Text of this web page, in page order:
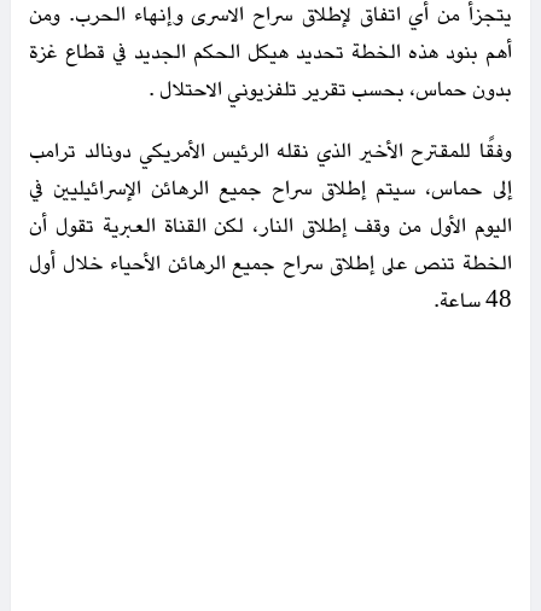
يتجزأ من أي اتفاق لإطلاق سراح الاسرى وإنهاء الحرب. ومن
أهم بنود هذه الخطة تحديد هيكل الحكم الجديد في قطاع غزة
بدون حماس، بحسب تقرير تلفزيوني الاحتلال .
وفقًا للمقترح الأخير الذي نقله الرئيس الأمريكي دونالد ترامب
إلى حماس، سيتم إطلاق سراح جميع الرهائن الإسرائيليين في
اليوم الأول من وقف إطلاق النار، لكن القناة العبرية تقول أن
الخطة تنص على إطلاق سراح جميع الرهائن الأحياء خلال أول
48 ساعة.